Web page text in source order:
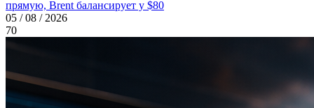
прямую, Brent балансирует у $80
05 / 08 / 2026
70